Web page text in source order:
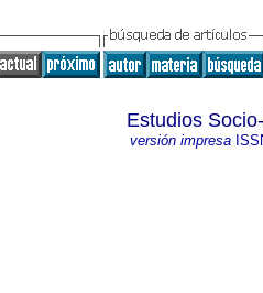
Estudios
versión impresa